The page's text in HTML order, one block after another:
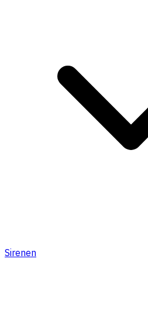
Sirenen